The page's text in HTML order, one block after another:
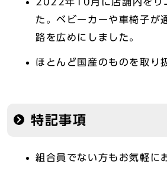
た。ベビーカーや車椅子が
路を広めにしました。
ほとんど国産のものを取り
特記事項
組合員でない方もお気軽に